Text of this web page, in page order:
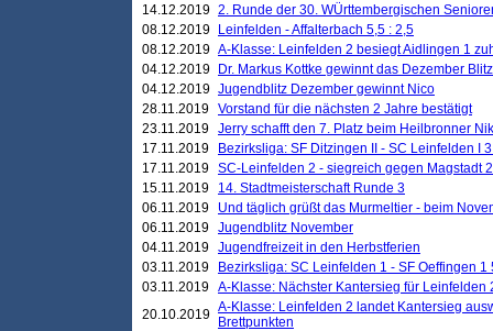
14.12.2019 2. Runde der 30. WÜrttembergischen
08.12.2019
Leinfelden - Affalterbach 5,5 : 2,5
08.12.2019 A-Klasse: Leinfelden 2 besiegt Aidlingen 1
04.12.2019
Dr. Markus Kottke gewinnt das Dezember
04.12.2019 Jugendblitz Dezember gewinnt Nico
28.11.2019 Vorstand für die nächsten 2 Jahre bestätigt
23.11.2019 Jerry schafft den 7. Platz beim Heilbronner
17.11.2019
Bezirksliga: SF Ditzingen II - SC Leinfelden I
17.11.2019 SC-Leinfelden 2 - siegreich gegen Magstadt 2
15.11.2019
14. Stadtmeisterschaft Runde 3
06.11.2019
Und täglich grüßt das Murmeltier - beim
06.11.2019 Jugendblitz November
04.11.2019 Jugendfreizeit in den Herbstferien
03.11.2019
Bezirksliga: SC Leinfelden 1 - SF Oeffingen 1
03.11.2019 A-Klasse: Nächster Kantersieg für Leinfelden
20.10.2019 A-Klasse: Leinfelden 2 landet Kantersieg
Brettpunkten